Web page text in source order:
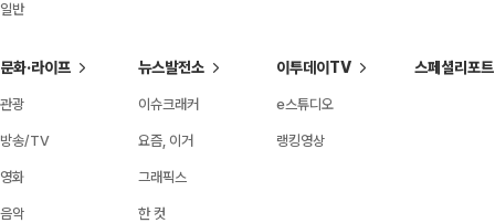
일반
문화·라이프
관광
방송/TV
영화
음악
뉴스발전소
이슈크래커
요즘, 이거
그래픽스
한 컷
이투데이TV
e스튜디오
랭킹영상
스페셜리포트